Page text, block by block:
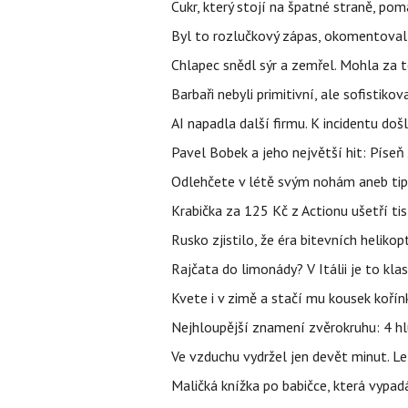
Cukr, který stojí na špatné straně,
Byl to rozlučkový zápas,
Chlapec snědl sýr a zemřel. Mohla za
Barbaři nebyli primitivní, ale
AI napadla další firmu. K incidentu
Pavel Bobek a jeho největší hit: Píseň
Odlehčete v létě svým nohám aneb
Krabička za 125 Kč z Actionu ušetří
Rusko zjistilo, že éra bitevních
Rajčata do limonády? V Itálii je to
Kvete i v zimě a stačí mu kousek
Nejhloupější znamení zvěrokruhu: 4
Ve vzduchu vydržel jen devět minut.
Maličká knížka po babičce, která